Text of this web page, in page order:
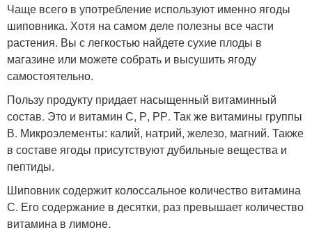
Чаще всего в употребление используют именно ягоды
шиповника. Хотя на самом деле полезны все части
растения. Вы с легкостью найдете сухие плоды в
магазине или можете собрать и высушить ягоду
самостоятельно.
Пользу продукту придает насыщенный витаминный
состав. Это и витамин С, Р, РР. Так же витамины группы
В. Микроэлементы: калий, натрий, железо, магний. Также
в составе ягоды присутствуют дубильные вещества и
пептиды.
Шиповник содержит колоссальное количество витамина
С. Его содержание в десятки, раз превышает количество
витамина в лимоне.